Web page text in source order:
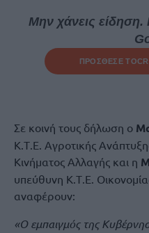
Μην χάνεις είδηση.
ΠΡΟΣΘΕΣΕ ΤΟ
Σε κοινή τους δήλωση ο
Κ.Τ.Ε. Αγροτικής
Κινήματος Αλλαγής και η
υπεύθυνη Κ.Τ.Ε.
αναφέρουν:
«Ο εμπαιγμός της